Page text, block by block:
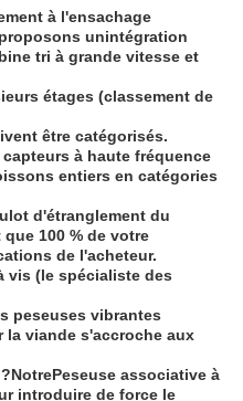
à l'ensachage
unintégration
tri à grande vitesse et
étages (classement de
être catégorisés.
à haute fréquence
entiers en catégories
d'étranglement du
100 % de votre
de l'acheteur.
vis (le spécialiste des
peseuses vibrantes
viande s'accroche aux
NotrePeseuse associative à
introduire de force le